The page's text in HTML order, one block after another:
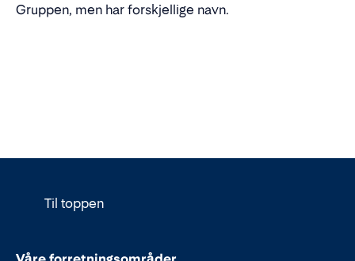
Gruppen, men har forskjellige navn.
Til toppen